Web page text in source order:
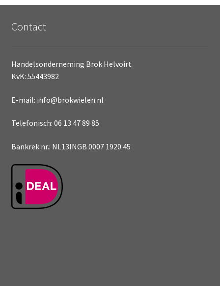
Contact
Handelsonderneming Brok Helvoirt
KvK: 55443982
E-mail: info@brokwielen.nl
Telefonisch: 06 13 47 89 85
Bankrek.nr.: NL13INGB 0007 1920 45